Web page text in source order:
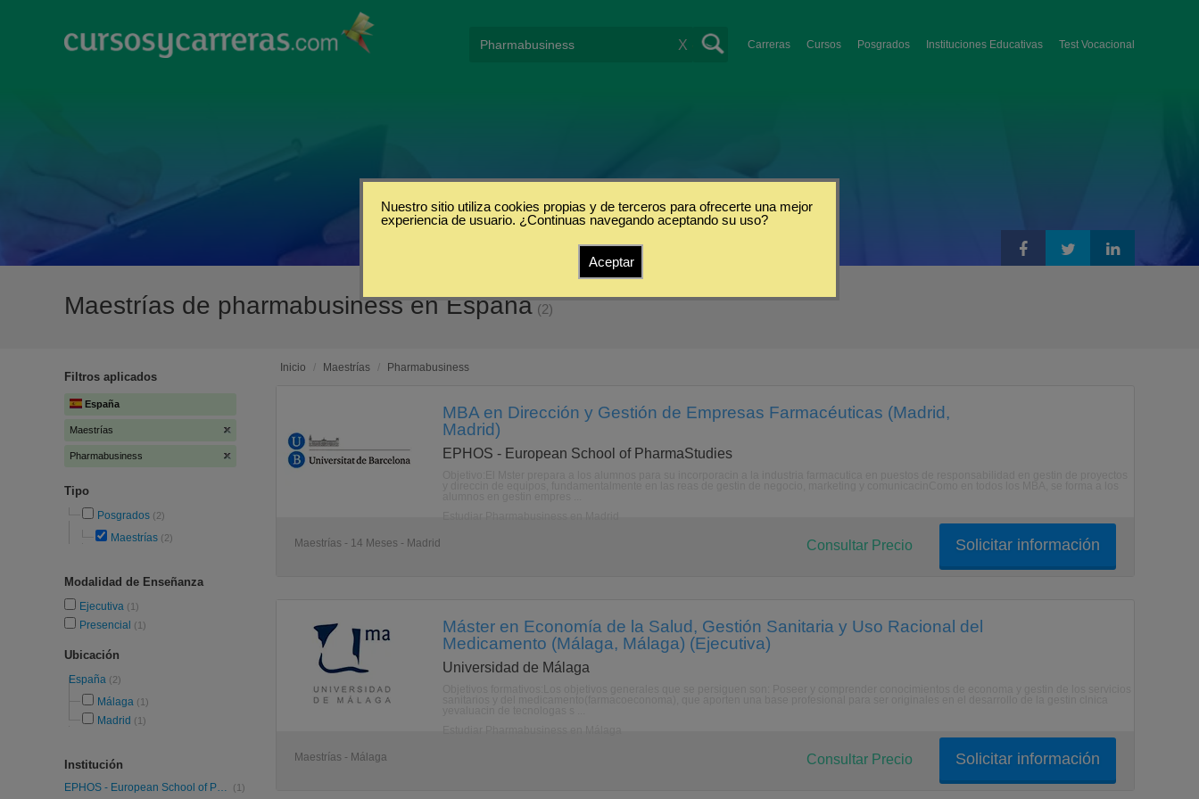
Carreras Cursos Posgrados Instituciones Educativas Test Vocacional
X
Maestrías de pharmabusiness en España (2)
Filtros aplicados
España
Maestrías
Pharmabusiness
Tipo
Posgrados (2)
Maestrías (2)
Modalidad de Enseñanza
Ejecutiva (1)
Presencial (1)
Ubicación
España (2)
Málaga (1)
Madrid (1)
Institución
EPHOS - European School of PharmaStudies (1)
Inicio / Maestrías / Pharmabusiness
MBA en Dirección y Gestión de Empresas Farmacéuticas (Madrid,
Madrid)
EPHOS - European School of PharmaStudies
Maestrías - 14 Meses - Madrid Solicitar información
Consultar Precio
Máster en Economía de la Salud, Gestión Sanitaria y Uso Racional del
Medicamento (Málaga, Málaga) (Ejecutiva)
Universidad de Málaga
Maestrías - Málaga Solicitar información
Consultar Precio
Nuestro sitio utiliza cookies propias y de terceros para ofrecerte una mejor
experiencia de usuario. ¿Continuas navegando aceptando su uso?
Aceptar